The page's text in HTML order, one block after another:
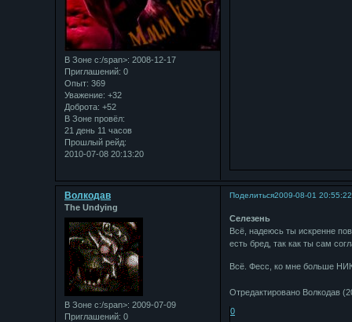
В Зоне с:/span>: 2008-12-17
Приглашений: 0
Опыт: 369
Уважение: +32
Доброта: +52
В Зоне провёл:
21 день 11 часов
Прошлый рейд:
2010-07-08 20:13:20
Поделиться2009-08-01 20:55:22
Bолкодав
The Undying
В Зоне с:/span>: 2009-07-09
Приглашений: 0
Селезень
Всё, надеюсь ты искренне
есть бред, так как ты сам
Всё. Фесс, ко мне больше
Отредактировано Bолкодав
0